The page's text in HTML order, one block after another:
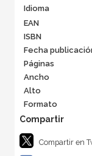
Idioma
EAN
ISBN
Fecha
Páginas
Ancho
Alto
Formato
Compartir en